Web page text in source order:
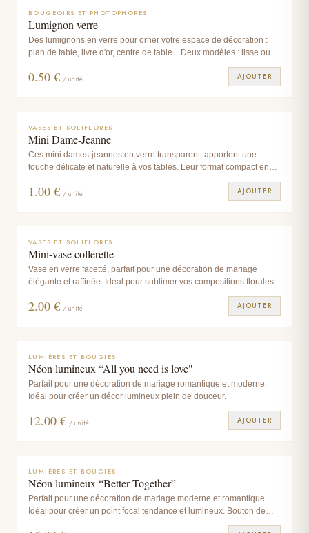
BOUGEOIRS ET PHOTOPHORES
Lumignon verre
Des lumignons en verre pour orner votre espace de décoration :
plan de table, livre d'or, centre de table... Deux modèles : lisse ou
0.50 € / unité AJOUTER
VASES ET SOLIFLORES
Mini Dame-Jeanne
Ces mini dames-jeannes en verre transparent, apportent une
touche délicate et naturelle à vos tables. Leur format compact en
séchées ou simplement pour habiller une table de manière subtile
1.00 € / unité AJOUTER
VASES ET SOLIFLORES
Mini-vase collerette
Vase en verre facetté, parfait pour une décoration de mariage
élégante et raffinée. Idéal pour sublimer vos compositions florales.
2.00 € / unité AJOUTER
LUMIÈRES ET BOUGIES
Néon lumineux “All you need is love"
Parfait pour une décoration de mariage romantique et moderne.
Idéal pour créer un décor lumineux plein de douceur.
12.00 € / unité AJOUTER
LUMIÈRES ET BOUGIES
Néon lumineux “Better Together”
Parfait pour une décoration de mariage moderne et romantique.
Idéal pour créer un point focal tendance et lumineux. Bouton de